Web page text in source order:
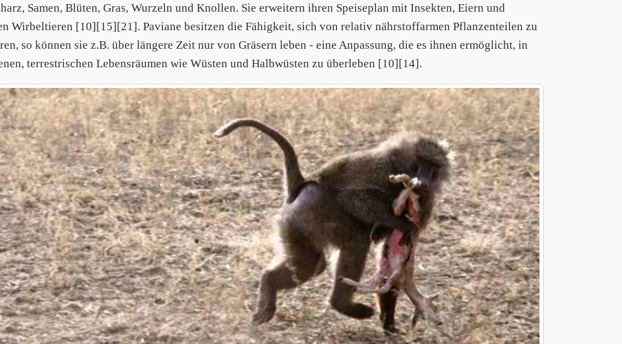
Samen, Blüten, Gras, Wurzeln und Knollen. Sie erweitern ihren Speiseplan mit Insekten, Eiern und
Wirbeltieren [10][15][21]. Paviane besitzen die Fähigkeit, sich von relativ nährstoffarmen Pflanzenteilen zu
so können sie z.B. über längere Zeit nur von Gräsern leben - eine Anpassung, die es ihnen ermöglicht, in
terrestrischen Lebensräumen wie Wüsten und Halbwüsten zu überleben [10][14].